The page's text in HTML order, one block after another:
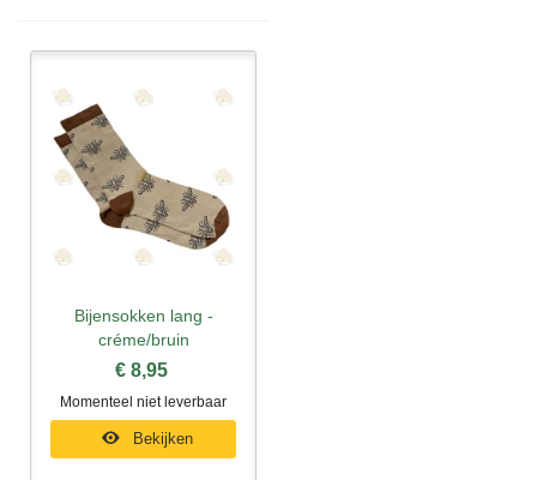
Bijensokken lang -
créme/bruin
€ 8,95
Momenteel niet leverbaar
Bekijken